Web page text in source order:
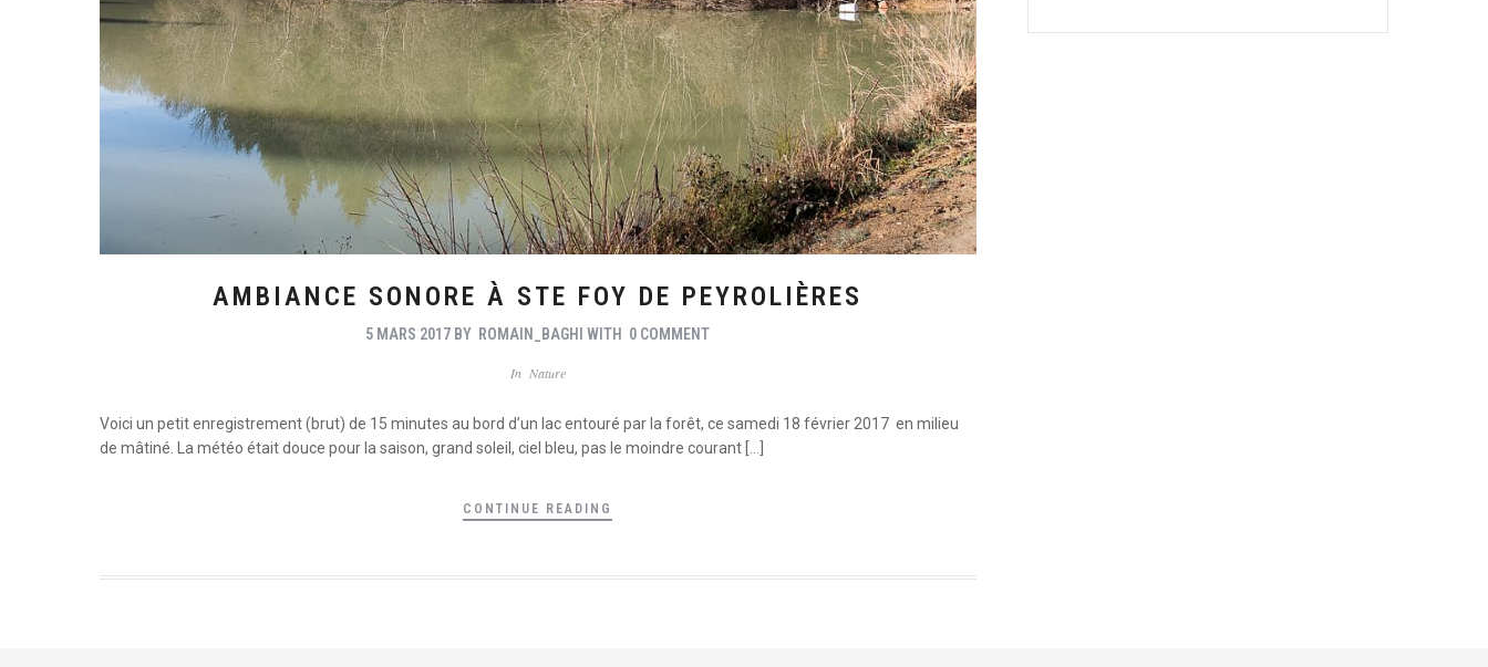
AMBIANCE SONORE À STE FOY DE PEYROLIÈRES
5 MARS 2017 BY ROMAIN_BAGHI WITH 0 COMMENT
In Nature
Voici un petit enregistrement (brut) de 15 minutes au bord d’un lac entouré par la forêt, ce samedi 18 février 2017 en milieu
de mâtiné. La météo était douce pour la saison, grand soleil, ciel bleu, pas le moindre courant […]
CONTINUE READING